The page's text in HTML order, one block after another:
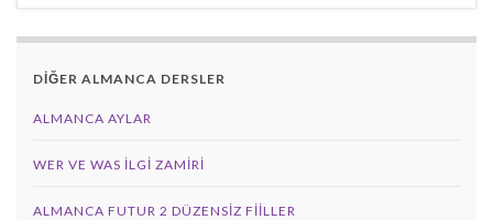
DİĞER ALMANCA DERSLER
ALMANCA AYLAR
WER VE WAS ILGI ZAMIRI
ALMANCA FUTUR 2 DÜZENSIZ FIILLER